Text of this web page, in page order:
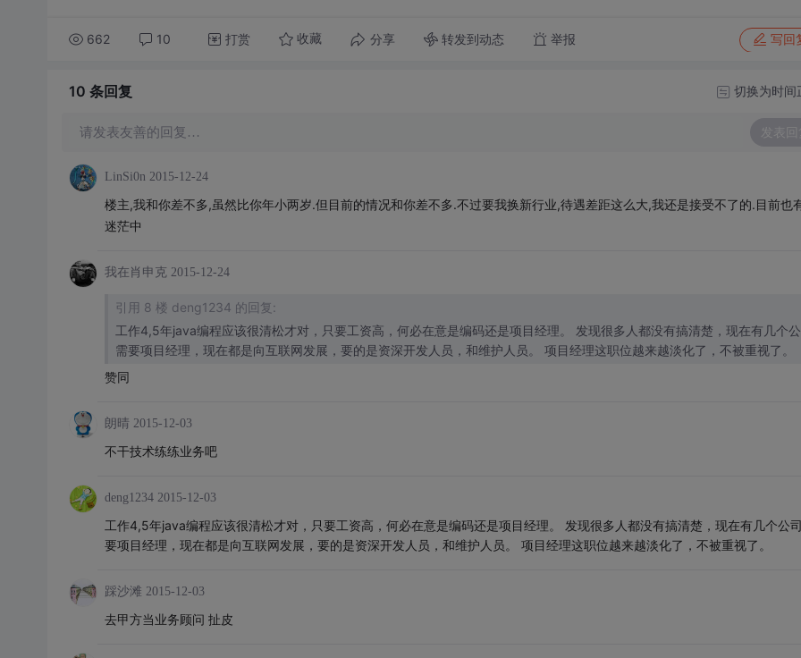
662 10 打赏 收藏 分享 转发到动态 举报 写回
10 条回复 切换为时间
请发表友善的回复… 发表回
LinSi0n 2015-12-24
楼主,我和你差不多,虽然比你年小两岁.但目前的情况和你差不多.不过要我换新行业,待遇差距这么大,我还是接受不了的.目前也
迷茫中
我在肖申克 2015-12-24
引用 8 楼 deng1234 的回复:
工作4,5年java编程应该很清松才对，只要工资高，何必在意是编码还是项目经理。 发现很多人都没有搞清楚，现在有几个
需要项目经理，现在都是向互联网发展，要的是资深开发人员，和维护人员。 项目经理这职位越来越淡化了，不被重视了。
赞同
朗晴 2015-12-03
不干技术练练业务吧
deng1234 2015-12-03
工作4,5年java编程应该很清松才对，只要工资高，何必在意是编码还是项目经理。 发现很多人都没有搞清楚，现在有几个公
要项目经理，现在都是向互联网发展，要的是资深开发人员，和维护人员。 项目经理这职位越来越淡化了，不被重视了。
踩沙滩 2015-12-03
去甲方当业务顾问 扯皮